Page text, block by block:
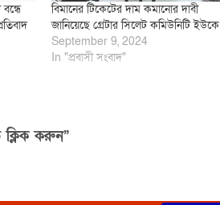
বিমানের টিকেটের দাম কমানোর দাবী
জানিয়েছে গ্রেটার সিলেট কমিউনিটি ইউকে
September 9, 2024
In "প্রবাসী সংবাদ"
ক্লিক করুন”